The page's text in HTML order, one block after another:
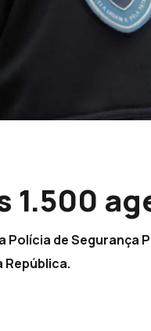
1.500
Polícia de
República.